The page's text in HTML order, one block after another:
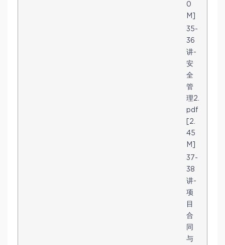
0
M]
35-
36
讲-
安
全
管
理2.
pdf
[2.
45
M]
37-
38
讲-
项
目
合
同
与